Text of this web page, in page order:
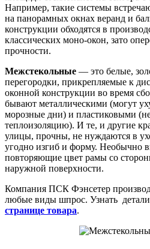
Например, такие системы
на панорамных окнах веранд и
конструкции обходятся в
классических моно-окон, зато
прочности.
Межстекольные — это белые,
перегородки, прикрепляемые к
оконной конструкции во время
бывают металлическими (могут
морозные дни) и пластиковыми
теплоизоляцию). И те, и другие
улицы, прочны, не нуждаются в
угодно изгиб и форму. Необычно
повторяющие цвет рамы со
наружной поверхности.
Компания ПСК Фэнсетер
любые виды шпрос. Узнать детали
странице товара.